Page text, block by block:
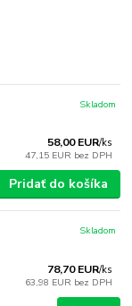
58,00 EUR/ks
47,15 EUR bez DPH
Skladom
Pridať do košíka
78,70 EUR/ks
63,98 EUR bez DPH
Skladom